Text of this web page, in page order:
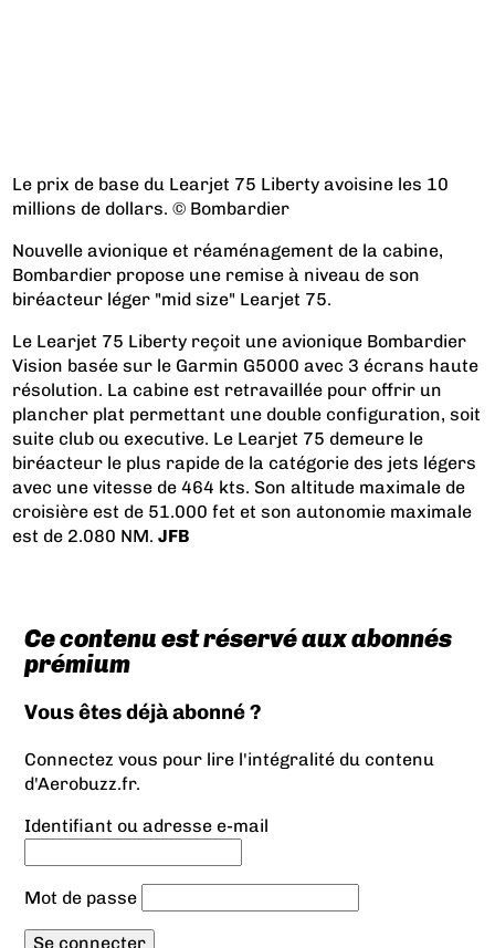
Le prix de base du Learjet 75 Liberty avoisine les 10
millions de dollars. © Bombardier
Nouvelle avionique et réaménagement de la cabine,
Bombardier propose une remise à niveau de son
biréacteur léger "mid size" Learjet 75.
Le Learjet 75 Liberty reçoit une avionique Bombardier
Vision basée sur le Garmin G5000 avec 3 écrans haute
résolution. La cabine est retravaillée pour offrir un
plancher plat permettant une double configuration, soit
suite club ou executive. Le Learjet 75 demeure le
biréacteur le plus rapide de la catégorie des jets légers
avec une vitesse de 464 kts. Son altitude maximale de
croisière est de 51.000 fet et son autonomie maximale
est de 2.080 NM.JFB
Ce contenu est réservé aux abonnés
prémium
Vous êtes déjà abonné ?
Connectez vous pour lire l'intégralité du contenu
d'Aerobuzz.fr.
Identifiant ou adresse e-mail
Mot de passe